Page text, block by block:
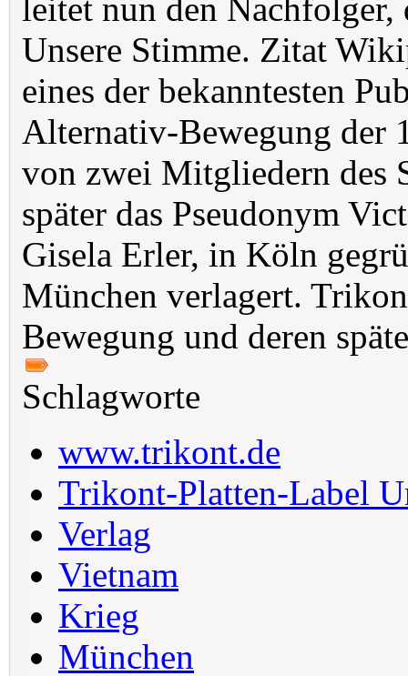
leitet nun den
Unsere Stimme. Zitat
eines der bekanntesten
Alternativ-Bewegung der
von zwei Mitgliedern des
später das Pseudonym
Gisela Erler, in Köln
München verlagert.
Bewegung und deren
Schlagworte
www.trikont.de
Trikont-Platten-Label
Verlag
Vietnam
Krieg
München